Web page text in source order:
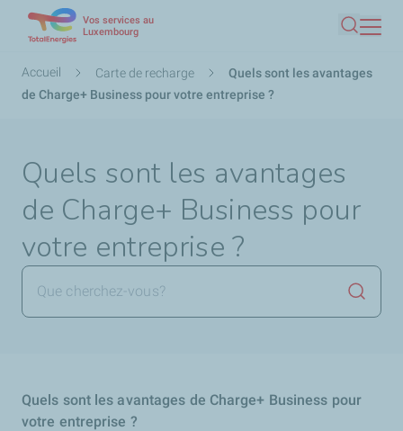
contenu
principal
Vos services au
Luxembourg
Fil
d'Ariane
Accueil Carte de recharge
Quels sont les avantages
de Charge+ Business pour votre entreprise ?
Quels sont les avantages
de Charge+ Business pour
votre entreprise ?
Quels sont les avantages de Charge+ Business pour
votre entreprise ?